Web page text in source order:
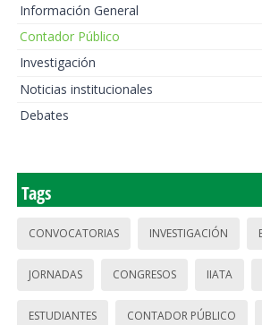
Información General
Contador Público
Investigación
Noticias institucionales
Debates
Tags
CONVOCATORIAS INVESTIGACIÓN
JORNADAS CONGRESOS IIATA
ESTUDIANTES CONTADOR PÚBLICO